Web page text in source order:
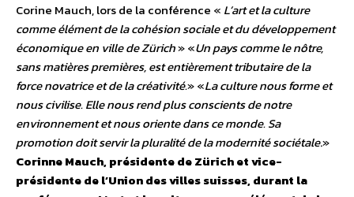
Corine Mauch, lors de la conférence « L’art et la culture
comme élément de la cohésion sociale et du développement
économique en ville de Zürich» «Un pays comme le nôtre,
sans matières premières, est entièrement tributaire de la
force novatrice et de la créativité.» «La culture nous forme et
nous civilise. Elle nous rend plus conscients de notre
environnement et nous oriente dans ce monde. Sa
promotion doit servir la pluralité de la modernité sociétale.»
Corinne Mauch, présidente de Zürich et vice-
présidente de l’Union des villes suisses, durant la